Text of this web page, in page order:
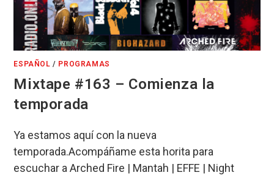
ESPAÑOL / PROGRAMAS
Mixtape #163 – Comienza la
temporada
Ya estamos aquí con la nueva
temporada.Acompáñame esta horita para
escuchar a Arched Fire | Mantah | EFFE | Night